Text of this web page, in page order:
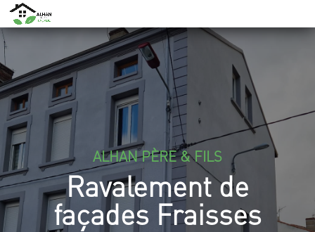
ALHAN PÈRE & FILS
Ravalement de
façades Fraisses